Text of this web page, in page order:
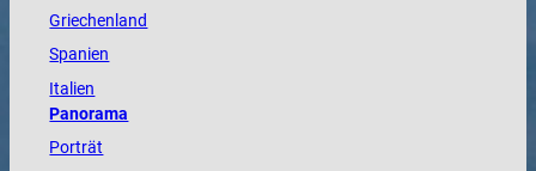
Griechenland
Spanien
Italien
Panorama
Porträt